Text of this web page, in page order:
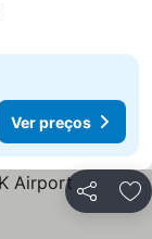
Ver preços
Partilhar